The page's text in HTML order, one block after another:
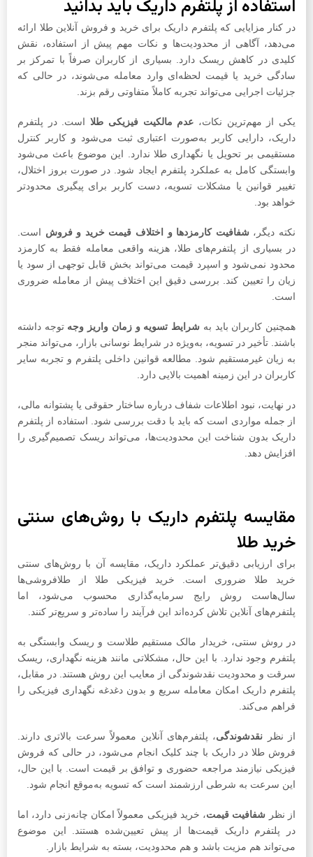
استفاده از پلتفرم داریک باید بدانید
در کنار مزایایی که پلتفرم داریک برای خرید و فروش آنلاین طلا ارائه
می‌دهد، آگاهی از محدودیت‌ها و نکات مهم پیش از استفاده، نقش
کلیدی در کاهش ریسک دارد. بسیاری از کاربران صرفاً با تمرکز بر
سادگی خرید یا قیمت لحظه‌ای وارد معامله می‌شوند، در حالی که
جزئیات اجرایی می‌تواند تجربه کاملاً متفاوتی رقم بزند.
یکی از مهم‌ترین نکات، عدم مالکیت فیزیکی طلااست. در پلتفرم
داریک، دارایی کاربر به‌صورت اعتباری ثبت می‌شود و کاربر کنترل
مستقیمی بر تحویل یا نگهداری طلا ندارد. این موضوع باعث می‌شود
وابستگی کامل به عملکرد پلتفرم ایجاد شود. در صورت بروز اختلال،
تغییر قوانین یا مشکلات تسویه، دست کاربر برای پیگیری محدودتر
خواهد بود.
نکته دیگر، شفافیت کارمزدها و اختلاف قیمت خرید و فروش است.
در بسیاری از پلتفرم‌های طلا، هزینه واقعی معامله فقط به کارمزد
محدود نمی‌شود و اسپرد قیمت می‌تواند بخش قابل توجهی از سود یا
زیان را تعیین کند. بررسی دقیق این اختلاف پیش از معامله ضروری
است.
همچنین کاربران باید به شرایط تسویه و زمان واریز وجه توجه داشته
باشند. تأخیر در تسویه، به‌ویژه در شرایط نوسانی بازار، می‌تواند منجر
به زیان غیرمستقیم شود. مطالعه قوانین داخلی پلتفرم و تجربه سایر
کاربران در این زمینه اهمیت بالایی دارد.
در نهایت، نبود اطلاعات شفاف درباره ساختار حقوقی یا پشتوانه مالی،
از جمله مواردی است که باید با دقت بررسی شود. استفاده از پلتفرم
داریک بدون شناخت این محدودیت‌ها، می‌تواند ریسک تصمیم‌گیری را
افزایش دهد.
مقایسه پلتفرم داریک با روش‌های سنتی
خرید طلا
برای ارزیابی دقیق‌تر عملکرد داریک، مقایسه آن با روش‌های سنتی
خرید طلا ضروری است. خرید فیزیکی طلا از طلافروشی‌ها
سال‌هاست روش رایج سرمایه‌گذاری محسوب می‌شود، اما
پلتفرم‌های آنلاین تلاش کرده‌اند این فرآیند را ساده‌تر و سریع‌تر کنند.
در روش سنتی، خریدار مالک مستقیم طلاست و ریسک وابستگی به
پلتفرم وجود ندارد. با این حال، مشکلاتی مانند هزینه نگهداری، ریسک
سرقت و محدودیت نقدشوندگی از معایب این روش هستند. در مقابل،
پلتفرم داریک امکان معامله سریع و بدون دغدغه نگهداری فیزیکی را
فراهم می‌کند.
از نظر نقدشوندگی، پلتفرم‌های آنلاین معمولاً سرعت بالاتری دارند.
فروش طلا در داریک با چند کلیک انجام می‌شود، در حالی که فروش
فیزیکی نیازمند مراجعه حضوری و توافق بر قیمت است. با این حال،
این سرعت به شرطی ارزشمند است که تسویه به‌موقع انجام شود.
از نظر شفافیت قیمت، خرید فیزیکی معمولاً امکان چانه‌زنی دارد، اما
در پلتفرم داریک قیمت‌ها از پیش تعیین‌شده هستند. این موضوع
می‌تواند هم مزیت باشد و هم محدودیت، بسته به شرایط بازار.